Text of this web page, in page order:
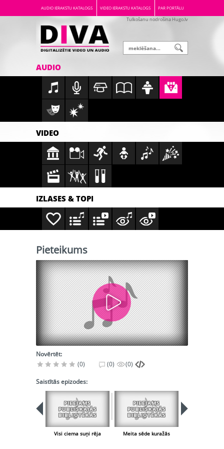
AUDIO IERAKSTU KATALOGS VIDEO IERAKSTU KATALOGS PAR PORTĀLU
Tulkošanu nodrošina Hugo.lv
AUDIO
VIDEO
IZLASES & TOPI
Pieteikums
Novērtēt:
(0)
(0) (0)
Saistītās epizodes:
PIEEJAMS
PUBLISKAJĀS
BIBLIOTĒKĀS
Visi ciema suņi rēja
PIEEJAMS
PUBLISKAJĀS
BIBLIOTĒKĀS
Meita sēde kuražās